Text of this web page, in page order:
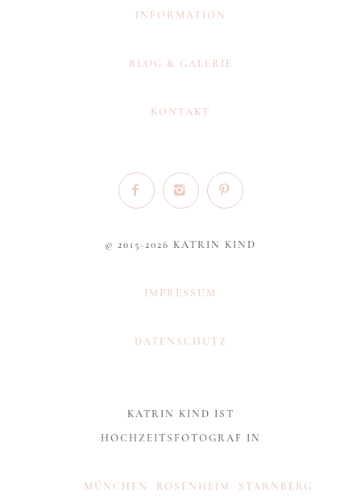
INFORMATION
BLOG & GALERIE
KONTAKT
© 2015-2026 KATRIN KIND
IMPRESSUM
DATENSCHUTZ
KATRIN KIND IST
HOCHZEITSFOTOGRAF IN
MÜNCHEN ROSENHEIM STARNBERG